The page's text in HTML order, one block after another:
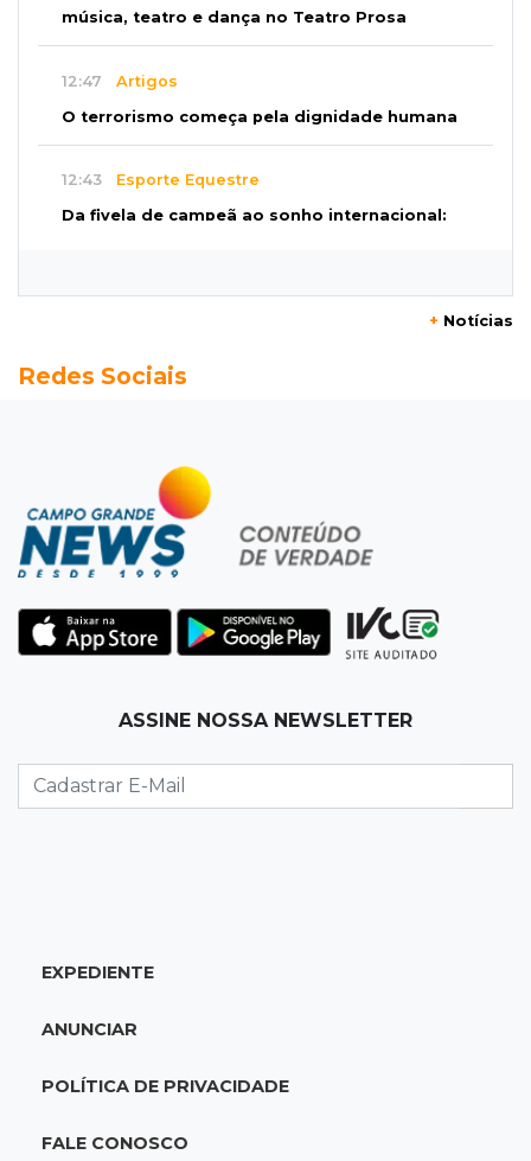
música, teatro e dança no Teatro Prosa
12:47 Artigos
O terrorismo começa pela dignidade humana
12:43 Esporte Equestre
Da fivela de campeã ao sonho internacional:
alvo por R$ 100 milhões em contratos
Defesa Civil descarta cenário extremo com
chegada de ciclone
12:12 Natureza
temporada reprodutiva no Pantanal
Após apagão, comerciantes contabilizam
Dupla troca a 'sofrência' por alerta contra a
da prefeitura com previdência
+ Notícias
Redes Sociais
ASSINE NOSSA NEWSLETTER
EXPEDIENTE
ANUNCIAR
POLÍTICA DE PRIVACIDADE
FALE CONOSCO